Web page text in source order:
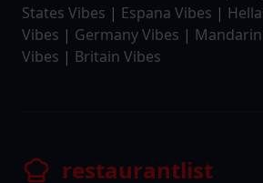
States Vibes | Espana Vibes |
Vibes | Germany Vibes |
Vibes | Britain Vibes
restaurantlist